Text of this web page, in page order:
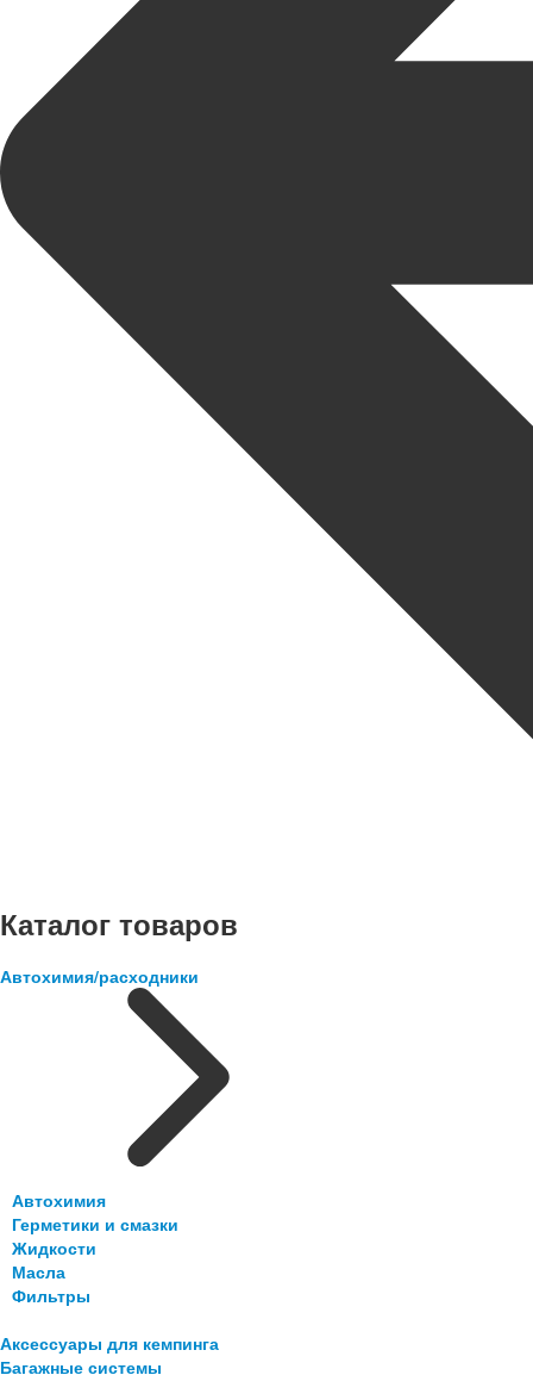
Каталог товаров
Автохимия/расходники
Автохимия
Герметики и смазки
Жидкости
Масла
Фильтры
Аксессуары для кемпинга
Багажные системы